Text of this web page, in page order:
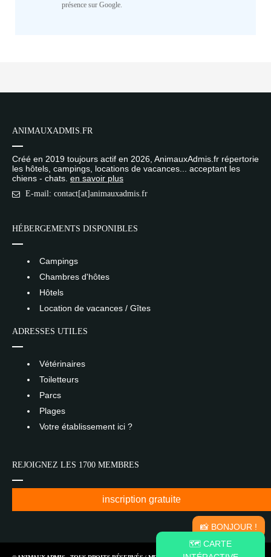
présence sur Google.
📸 BONJOUR !
🗺️ CARTE
ANIMAUXADMIS.FR
Créé en 2019 toujours actif en 2026, AnimauxAdmis.fr répertorie
les hôtels, campings, locations de vacances... acceptant les
chiens - chats. en savoir plus
E-mail: contact[at]animauxadmis.fr
HÉBERGEMENTS DISPONIBLES
Campings
Chambres d'hôtes
Hôtels
Location de vacances / Gîtes
ADRESSES UTILES
Vétérinaires
Toiletteurs
Parcs
Plages
Votre établissement ici ?
REJOIGNEZ LES 1700 MEMBRES
inscription gratuite